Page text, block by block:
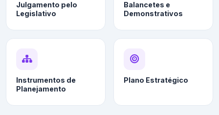
Julgamento pelo
Legislativo
Balancetes e
Demonstrativos
Instrumentos de
Planejamento
Plano Estratégico